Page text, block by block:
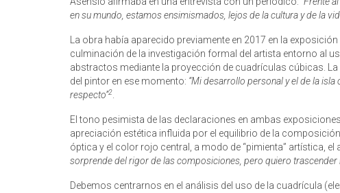
en su mundo, estamos ensimismados, lejos de la cultura y de la
La obra había aparecido previamente en 2017 en la
culminación de la investigación formal del artista entorno al
abstractos mediante la proyección de cuadrículas cúbicas.
del pintor en ese momento: “Mi desarrollo personal y el de la
respecto”2.
El tono pesimista de las declaraciones en ambas
apreciación estética influida por el equilibrio de la
óptica y el color rojo central, a modo de “pimienta” artística,
sorprende del rigor de las composiciones, pero quiero trascender
Debemos centrarnos en el análisis del uso de la cuadrícula